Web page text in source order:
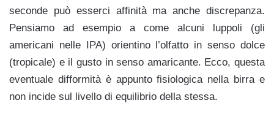
seconde può esserci affinità ma anche discrepanza.
Pensiamo ad esempio a come alcuni luppoli (gli
americani nelle IPA) orientino l’olfatto in senso dolce
(tropicale) e il gusto in senso amaricante. Ecco, questa
eventuale difformità è appunto fisiologica nella birra e
non incide sul livello di equilibrio della stessa.